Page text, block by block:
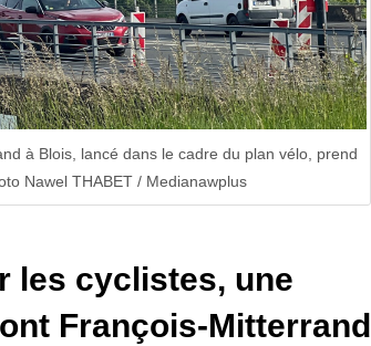
à Blois, lancé dans le cadre du plan vélo, prend
Nawel THABET / Medianawplus
les cyclistes, une
François-Mitterrand